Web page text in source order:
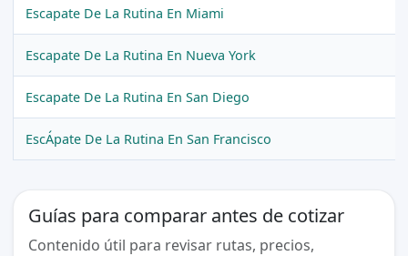
Escapate De La Rutina En Miami
Escapate De La Rutina En Nueva York
Escapate De La Rutina En San Diego
EscÁpate De La Rutina En San Francisco
Guías para comparar antes de cotizar
Contenido útil para revisar rutas, precios,